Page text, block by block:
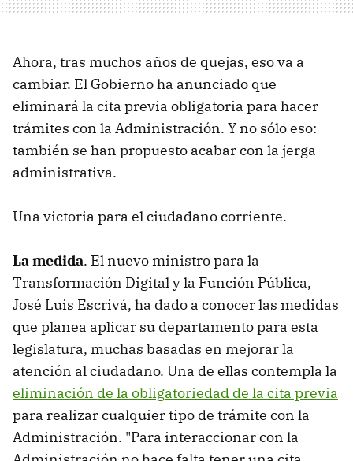
Ahora, tras muchos años de quejas, eso va a
cambiar. El Gobierno ha anunciado que
eliminará la cita previa obligatoria para hacer
trámites con la Administración. Y no sólo eso:
también se han propuesto acabar con la jerga
administrativa.
Una victoria para el ciudadano corriente.
La medida. El nuevo ministro para la
Transformación Digital y la Función Pública,
José Luis Escrivá, ha dado a conocer las medidas
que planea aplicar su departamento para esta
legislatura, muchas basadas en mejorar la
atención al ciudadano. Una de ellas contempla la
eliminación de la obligatoriedad de la cita previa
para realizar cualquier tipo de trámite con la
Administración. "Para interaccionar con la